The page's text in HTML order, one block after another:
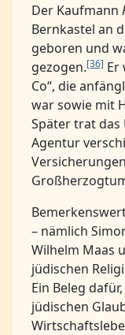
Der Kaufmann
Bernkastel an
geboren und
gezogen.[36] Er
Co“, die
war sowie mit
Später trat das
Agentur
– nämlich
Wilhelm Maas
jüdischen
Ein Beleg
jüdischen